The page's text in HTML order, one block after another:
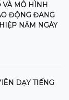
VÀ MÔ HÌNH
ĐỘNG ĐANG
NĂM NGÀY
DẠY TIẾNG